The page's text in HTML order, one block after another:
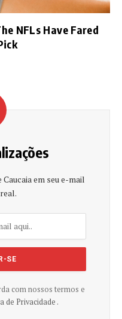
NFLs Have Fared
em seu e-mail
com nossos termos e
de Privacidade .